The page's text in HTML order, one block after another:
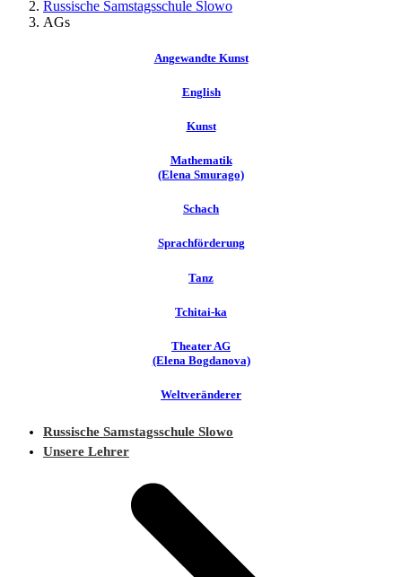
Russische Samstagsschule Slowo
AGs
Angewandte Kunst
English
Kunst
Mathematik
(Elena Smurago)
Schach
Sprachförderung
Tanz
Tchitai-ka
Theater AG
(Elena Bogdanova)
Weltveränderer
Russische Samstagsschule Slowo
Unsere Lehrer